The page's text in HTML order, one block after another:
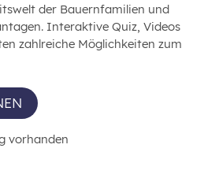
der Bauernfamilien und
Interaktive Quiz, Videos
zahlreiche Möglichkeiten zum
vorhanden